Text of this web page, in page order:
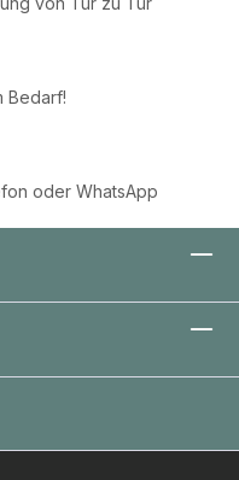
Bedarf!
oder WhatsApp